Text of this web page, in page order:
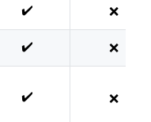
✔️ ❌
✔️ ❌
✔️ ❌